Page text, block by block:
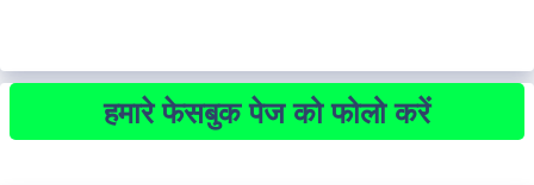
हमारे फेसबुक पेज को फोलो करें